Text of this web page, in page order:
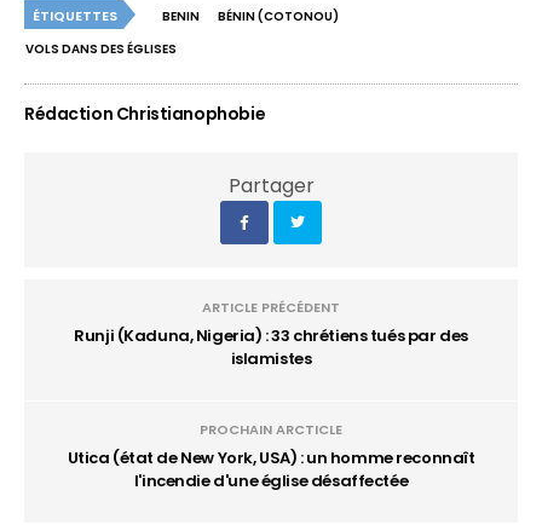
ÉTIQUETTES BENIN
BÉNIN (COTONOU)
VOLS DANS DES ÉGLISES
Rédaction Christianophobie
Partager
ARTICLE PRÉCÉDENT
Runji (Kaduna, Nigeria) : 33 chrétiens tués par des
islamistes
PROCHAIN ARCTICLE
Utica (état de New York, USA) : un homme reconnaît
l'incendie d'une église désaffectée